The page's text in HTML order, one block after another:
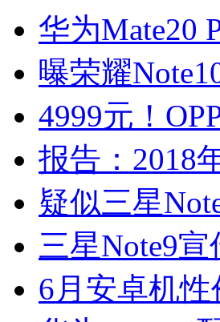
华为Mate20
曝荣耀
4999元！
报告：2018
疑似三星
三星Note9
6月安卓机